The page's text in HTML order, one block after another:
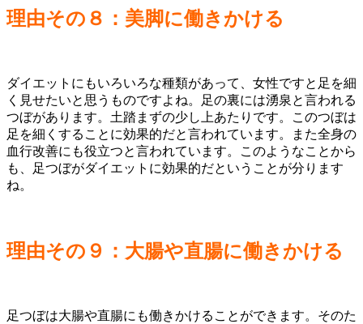
理由その８：美脚に働きかける
ダイエットにもいろいろな種類があって、女性ですと足を細
く見せたいと思うものですよね。足の裏には湧泉と言われる
つぼがあります。土踏まずの少し上あたりです。このつぼは
足を細くすることに効果的だと言われています。また全身の
血行改善にも役立つと言われています。このようなことから
も、足つぼがダイエットに効果的だということが分ります
ね。
理由その９：大腸や直腸に働きかける
足つぼは大腸や直腸にも働きかけることができます。そのた